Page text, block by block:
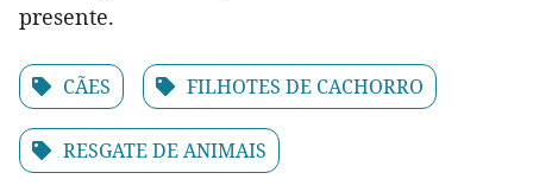
presente.
CÃES FILHOTES DE CACHORRO
RESGATE DE ANIMAIS